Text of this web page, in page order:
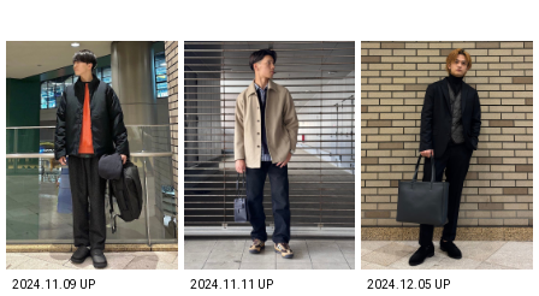
2024.11.09 UP 2024.11.11 UP 2024.12.05 UP